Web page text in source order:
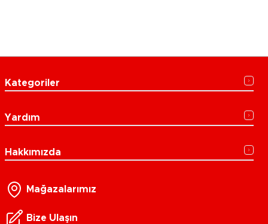
Kategoriler
Yardım
Hakkımızda
Mağazalarımız
Bize Ulaşın